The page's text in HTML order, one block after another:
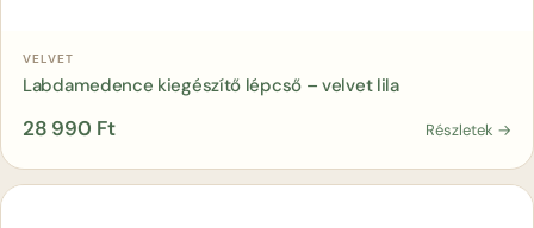
Kosárba
VELVET
Labdamedence kiegészítő lépcső – velvet lila
28 990 Ft Részletek →